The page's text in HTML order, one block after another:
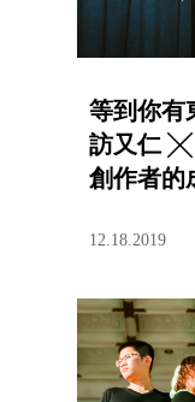
等到你
訪又仁 ╳
創作者的
12.18.2019